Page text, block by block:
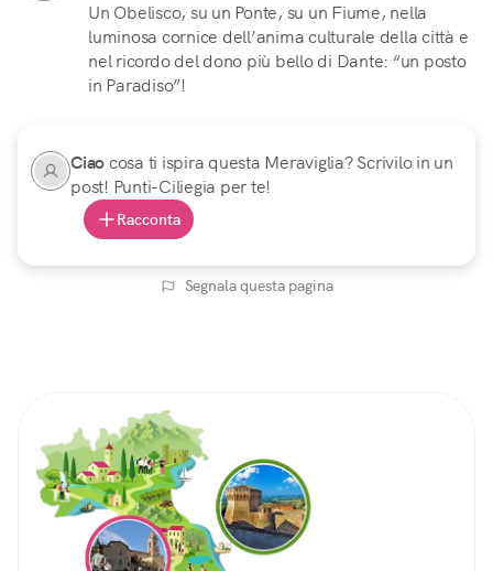
Un Obelisco, su un Ponte, su un Fiume, nella
luminosa cornice dell’anima culturale della città e
nel ricordo del dono più bello di Dante: “un posto
in Paradiso”!
Ciaocosa ti ispira questa Meraviglia? Scrivilo in un
post! Punti-Ciliegia per te!
Racconta
Segnala questa pagina